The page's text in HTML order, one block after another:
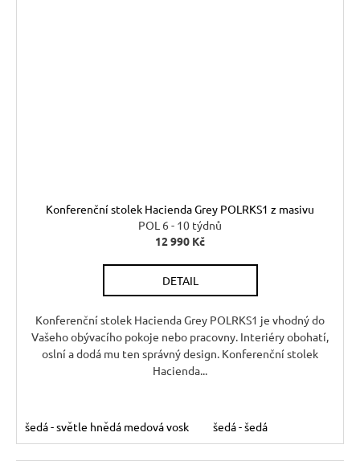
Konferenční stolek Hacienda Grey POLRKS1 z masivu
POL 6 - 10 týdnů
12 990 Kč
DETAIL
Konferenční stolek Hacienda Grey POLRKS1 je vhodný do
Vašeho obývacího pokoje nebo pracovny. Interiéry obohatí,
oslní a dodá mu ten správný design. Konferenční stolek
Hacienda...
šedá - světle hnědá medová vosk šedá - šedá